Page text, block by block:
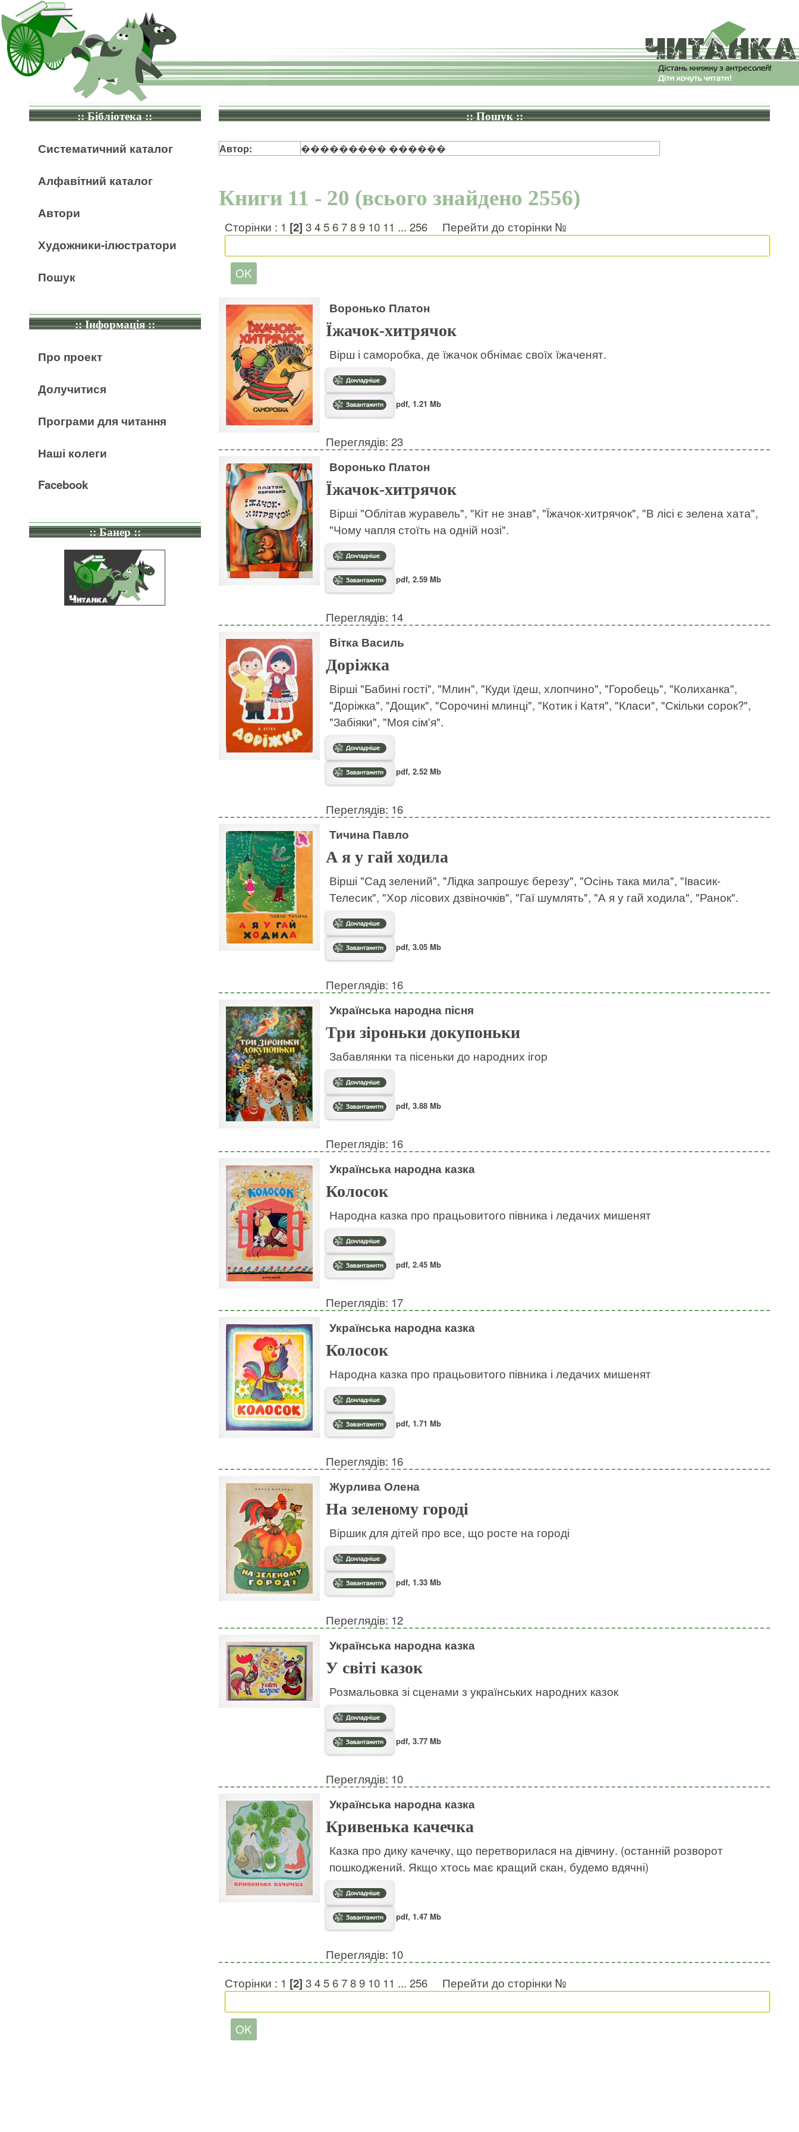
:: Бібліотека ::
Систематичний каталог
Алфавітний каталог
Автори
Художники-ілюстратори
Пошук
:: Інформація ::
Про проект
Долучитися
Програми для читання
Наші колеги
Facebook
:: Банер ::
:: Пошук ::
Автор: ��������� ������
Книги 11 - 20 (всього знайдено 2556)
Сторінки : 1 [2] 3 4 5 6 7 8 9 10 11 ... 256 Перейти до сторінки №
Воронько Платон
Їжачок-хитрячок
Вірш і саморобка, де їжачок обнімає своїх їжаченят.
pdf, 1.21 Mb
Переглядів: 23
Воронько Платон
Їжачок-хитрячок
Вірші "Облітав журавель", "Кіт не знав", "Їжачок-хитрячок", "В лісі є зелена хата",
"Чому чапля стоїть на одній нозі".
pdf, 2.59 Mb
Переглядів: 14
Вітка Василь
Доріжка
Вірші "Бабині гості", "Млин", "Куди їдеш, хлопчино", "Горобець", "Колиханка",
"Доріжка", "Дощик", "Сорочині млинці", "Котик і Катя", "Класи", "Скільки сорок?",
"Забіяки", "Моя сім'я".
pdf, 2.52 Mb
Переглядів: 16
Тичина Павло
А я у гай ходила
Вірші "Сад зелений", "Лідка запрошує березу", "Осінь така мила", "Івасик-
Телесик", "Хор лісових дзвіночків", "Гаї шумлять", "А я у гай ходила", "Ранок".
pdf, 3.05 Mb
Переглядів: 16
Українська народна пісня
Три зіроньки докупоньки
Забавлянки та пісеньки до народних ігор
pdf, 3.88 Mb
Переглядів: 16
Українська народна казка
Колосок
Народна казка про працьовитого півника і ледачих мишенят
pdf, 2.45 Mb
Переглядів: 17
Українська народна казка
Колосок
Народна казка про працьовитого півника і ледачих мишенят
pdf, 1.71 Mb
Переглядів: 16
Журлива Олена
На зеленому городі
Віршик для дітей про все, що росте на городі
pdf, 1.33 Mb
Переглядів: 12
Українська народна казка
У світі казок
Розмальовка зі сценами з українських народних казок
pdf, 3.77 Mb
Переглядів: 10
Українська народна казка
Кривенька качечка
Казка про дику качечку, що перетворилася на дівчину. (останній розворот
пошкоджений. Якщо хтось має кращий скан, будемо вдячні)
pdf, 1.47 Mb
Переглядів: 10
Сторінки : 1 [2] 3 4 5 6 7 8 9 10 11 ... 256 Перейти до сторінки №